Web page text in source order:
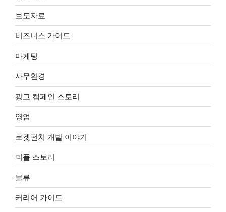
보도자료
비즈니스 가이드
마케팅
사무환경
광고 캠페인 스토리
영업
로켓펀치 개발 이야기
피플 스토리
물류
커리어 가이드